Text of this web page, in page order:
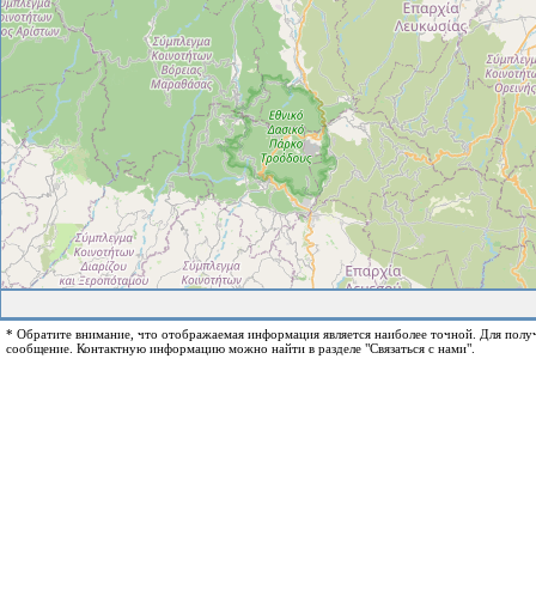
* Обратите внимание, что отображаемая информация является наиболее точной. Для
сообщение. Контактную информацию можно найти в разделе "Связаться с нами".